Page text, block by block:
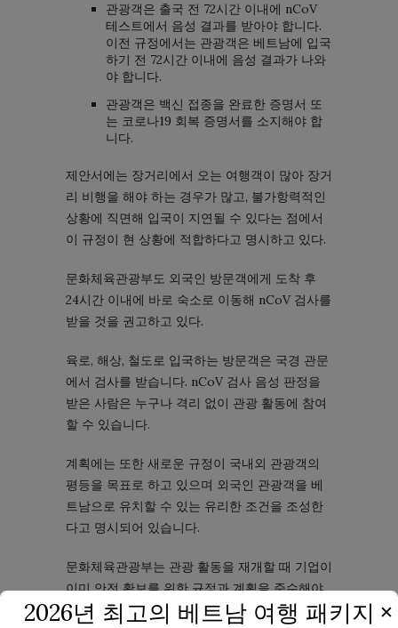
관광객은 출국 전 72시간 이내에 nCoV
테스트에서 음성 결과를 받아야 합니다.
이전 규정에서는 관광객은 베트남에 입국
하기 전 72시간 이내에 음성 결과가 나와
야 합니다.
관광객은 백신 접종을 완료한 증명서 또
는 코로나19 회복 증명서를 소지해야 합
니다.
제안서에는 장거리에서 오는 여행객이 많아 장거
리 비행을 해야 하는 경우가 많고, 불가항력적인
상황에 직면해 입국이 지연될 수 있다는 점에서
이 규정이 현 상황에 적합하다고 명시하고 있다.
문화체육관광부도 외국인 방문객에게 도착 후
24시간 이내에 바로 숙소로 이동해 nCoV 검사를
받을 것을 권고하고 있다.
육로, 해상, 철도로 입국하는 방문객은 국경 관문
에서 검사를 받습니다. nCoV 검사 음성 판정을
받은 사람은 누구나 격리 없이 관광 활동에 참여
할 수 있습니다.
계획에는 또한 새로운 규정이 국내외 관광객의
평등을 목표로 하고 있으며 외국인 관광객을 베
트남으로 유치할 수 있는 유리한 조건을 조성한
다고 명시되어 있습니다.
문화체육관광부는 관광 활동을 재개할 때 기업이
이미 안전 확보를 위한 규정과 계획을 준수해야
하기 때문에 기업에 행정 절차를 요구하지 말 것
2026년 최고의 베트남 여행 패키지 ✕